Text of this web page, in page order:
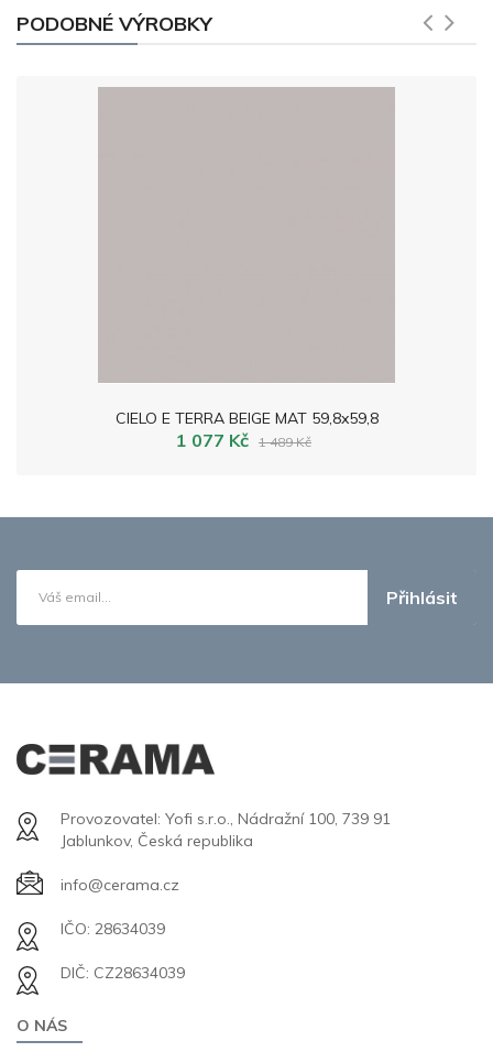
PODOBNÉ VÝROBKY
CIELO E TERRA BEIGE MAT 59,8x59,8
1 077 Kč 1 489 Kč
Přihlásit
Provozovatel: Yofi s.r.o., Nádražní 100, 739 91
Jablunkov, Česká republika
info@cerama.cz
IČO: 28634039
DIČ: CZ28634039
O NÁS